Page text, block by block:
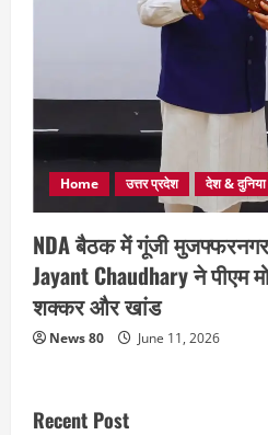
Home उत्तर प्रदेश देश & दुनिया
NDA बैठक में गूंजी
Jayant Chaudhary ने पीएम
शक्कर और खांड
News 80 June 11, 2026
Recent Post